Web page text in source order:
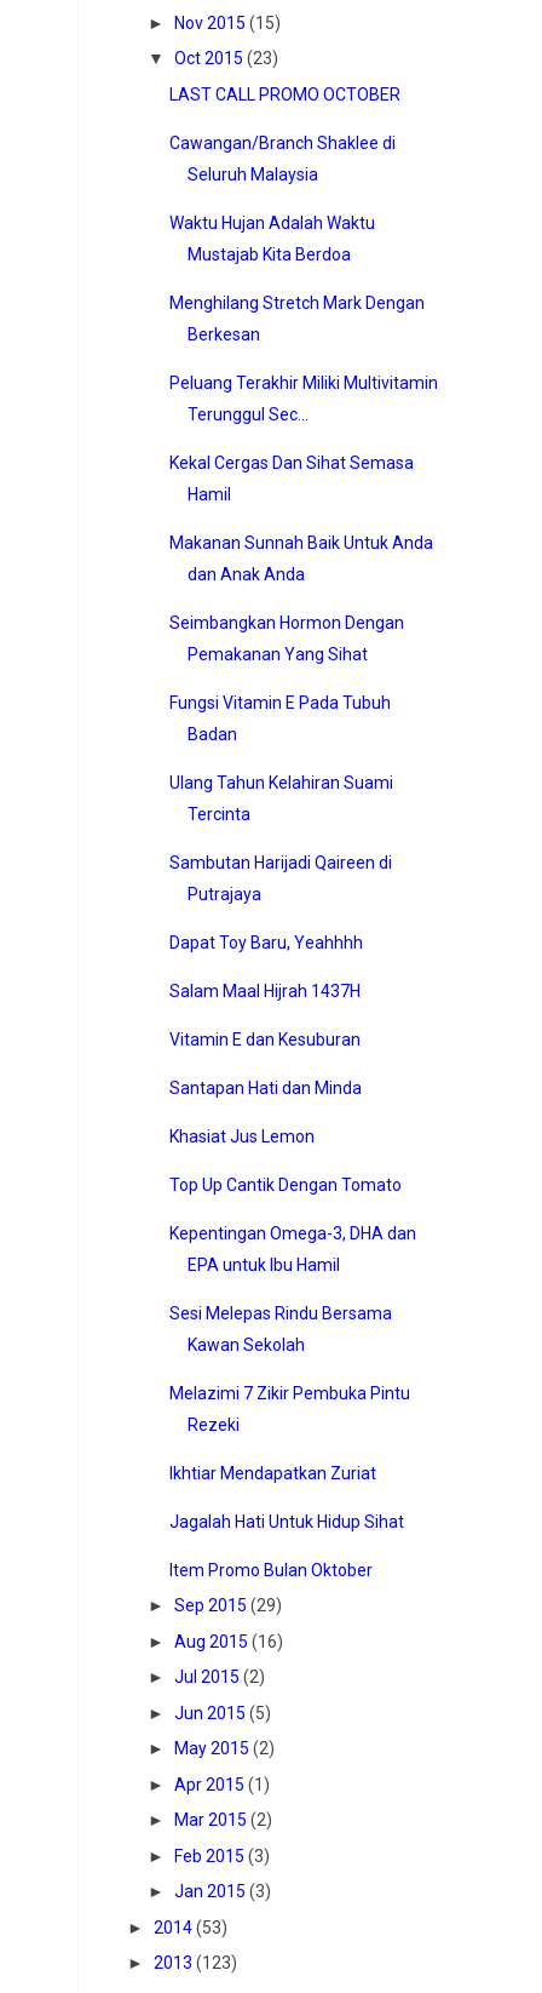
► Nov 2015 (15)
▼
Oct 2015 (23)
LAST CALL PROMO OCTOBER
Cawangan/Branch Shaklee di
Seluruh Malaysia
Waktu Hujan Adalah Waktu
Mustajab Kita Berdoa
Menghilang Stretch Mark Dengan
Berkesan
Peluang Terakhir Miliki Multivitamin
Terunggul Sec...
Kekal Cergas Dan Sihat Semasa
Hamil
Makanan Sunnah Baik Untuk Anda
dan Anak Anda
Seimbangkan Hormon Dengan
Pemakanan Yang Sihat
Fungsi Vitamin E Pada Tubuh
Badan
Ulang Tahun Kelahiran Suami
Tercinta
Sambutan Harijadi Qaireen di
Putrajaya
Dapat Toy Baru, Yeahhhh
Salam Maal Hijrah 1437H
Vitamin E dan Kesuburan
Santapan Hati dan Minda
Khasiat Jus Lemon
Top Up Cantik Dengan Tomato
Kepentingan Omega-3, DHA dan
EPA untuk Ibu Hamil
Sesi Melepas Rindu Bersama
Kawan Sekolah
Melazimi 7 Zikir Pembuka Pintu
Rezeki
Ikhtiar Mendapatkan Zuriat
Jagalah Hati Untuk Hidup Sihat
Item Promo Bulan Oktober
► Sep 2015 (29)
► Aug 2015 (16)
► Jul 2015 (2)
► Jun 2015 (5)
►
May 2015 (2)
► Apr 2015 (1)
►
Mar 2015 (2)
►
Feb 2015 (3)
► Jan 2015 (3)
► 2014(53)
► 2013 (123)